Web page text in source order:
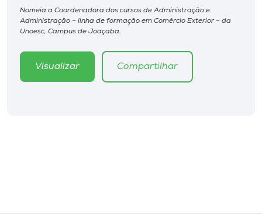
Editora
Museu
Nomeia a Coordenadora dos cursos de Administração e
Administração – linha de formação em Comércio Exterior – da
Unoesc, Campus de Joaçaba.
Visualizar Compartilhar